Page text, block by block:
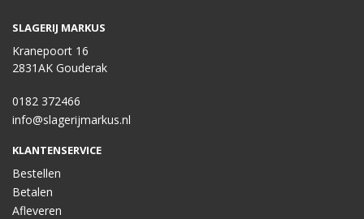
SLAGERIJ MARKUS
Kranepoort 16
2831AK Gouderak
0182 372466
info@slagerijmarkus.nl
KLANTENSERVICE
Bestellen
Betalen
Afleveren